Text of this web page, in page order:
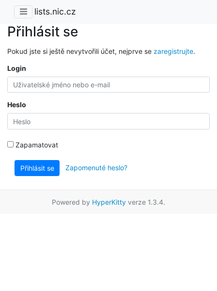
lists.nic.cz
Přihlásit se
Pokud jste si ještě nevytvořili účet, nejprve se zaregistrujte.
Login
Heslo
Zapamatovat
Přihlásit se Zapomenuté heslo?
Powered by HyperKitty verze 1.3.4.